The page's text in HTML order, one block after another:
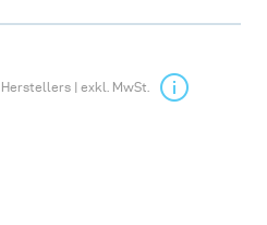
| exkl. MwSt.